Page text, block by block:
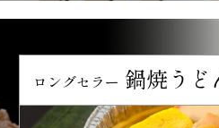
ロングセラー 鍋焼うど